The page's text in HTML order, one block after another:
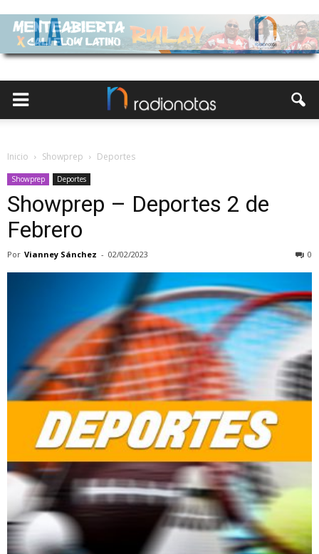
Inicio Showprep Deportes
Showprep Deportes
Showprep – Deportes 2 de
Febrero
Por Vianney Sánchez - 02/02/2023 0